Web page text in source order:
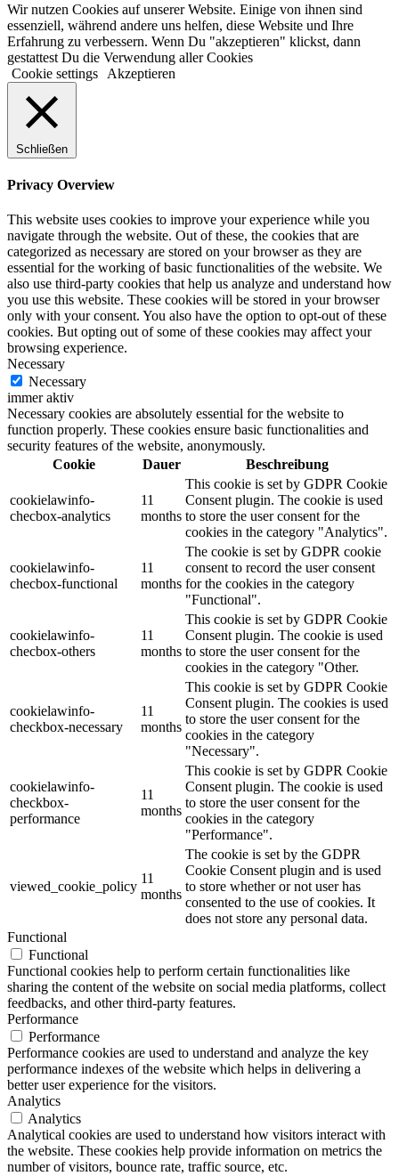
Wir nutzen Cookies auf unserer Website. Einige von ihnen sind
essenziell, während andere uns helfen, diese Website und Ihre
Erfahrung zu verbessern. Wenn Du "akzeptieren" klickst, dann
gestattest Du die Verwendung aller Cookies
Cookie settings
Akzeptieren
Schließen
Privacy Overview
This website uses cookies to improve your experience while you
navigate through the website. Out of these, the cookies that are
categorized as necessary are stored on your browser as they are
essential for the working of basic functionalities of the website. We
also use third-party cookies that help us analyze and understand how
you use this website. These cookies will be stored in your browser
only with your consent. You also have the option to opt-out of these
cookies. But opting out of some of these cookies may affect your
browsing experience.
Necessary
Necessary
immer aktiv
Necessary cookies are absolutely essential for the website to
function properly. These cookies ensure basic functionalities and
security features of the website, anonymously.
Cookie
Dauer Beschreibung
cookielawinfo-
checbox-analytics
11
months
This cookie is set by GDPR Cookie
Consent plugin. The cookie is used
to store the user consent for the
cookies in the category "Analytics".
cookielawinfo-
checbox-functional
11
months
The cookie is set by GDPR cookie
consent to record the user consent
for the cookies in the category
"Functional".
cookielawinfo-
checbox-others
11
months
This cookie is set by GDPR Cookie
Consent plugin. The cookie is used
to store the user consent for the
cookies in the category "Other.
cookielawinfo-
checkbox-necessary
11
months
This cookie is set by GDPR Cookie
Consent plugin. The cookies is used
to store the user consent for the
cookies in the category
"Necessary".
cookielawinfo-
checkbox-
performance
11
months
This cookie is set by GDPR Cookie
Consent plugin. The cookie is used
to store the user consent for the
cookies in the category
"Performance".
viewed_cookie_policy
11
months
The cookie is set by the GDPR
Cookie Consent plugin and is used
to store whether or not user has
consented to the use of cookies. It
does not store any personal data.
Functional
Functional
Functional cookies help to perform certain functionalities like
sharing the content of the website on social media platforms, collect
feedbacks, and other third-party features.
Performance
Performance
Performance cookies are used to understand and analyze the key
performance indexes of the website which helps in delivering a
better user experience for the visitors.
Analytics
Analytics
Analytical cookies are used to understand how visitors interact with
the website. These cookies help provide information on metrics the
number of visitors, bounce rate, traffic source, etc.